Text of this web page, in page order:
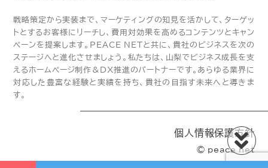
戦略策定から実装まで、マーケティングの知見を活かして、ターゲッ
トとするお客様にリーチし、費用対効果を高めるコンテンツとキャン
ペーンを提案します。PEACE NETと共に、貴社のビジネスを次の
ステージへと進化させましょう。私たちは、山梨でビジネス成長を支
えるホームページ制作＆DX推進のパートナーです。あらゆる業界に
対応した豊富な経験と実績を持ち、貴社の目指す未来へと導きま
す。
個人情報保護方針
© peace net